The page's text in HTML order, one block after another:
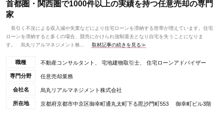
首都圏・関西圏で1000件以上の実績を持つ任意売却の専門
家
長引く不況による収入減や失業などにより住宅ローンを滞納する世帯が増えています。住宅
ローンを滞納すると多くの場合、競売にかけられ強制退去となり自宅を失うことになりま
す。 烏丸リアルマネジメント株...
取材記事の続きを見る≫
職種 不動産コンサルタント、 宅地建物取引士、 住宅ローンアドバイザー
専門分野 任意売却業務
会社名 烏丸リアルマネジメント株式会社
所在地 京都府京都市中京区御幸町通丸太町下る毘沙門町553 御幸町ビル3階